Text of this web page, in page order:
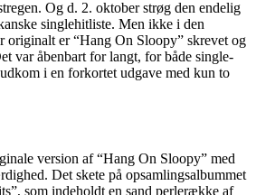
Og d. 2. oktober strøg den endelig
singlehitliste. Men ikke i den
originalt er “Hang On Sloopy” skrevet og
var åbenbart for langt, for både single-
i en forkortet udgave med kun to
version af “Hang On Sloopy” med
Det skete på opsamlingsalbummet
som indeholdt en sand perlerække af